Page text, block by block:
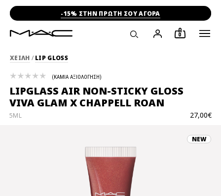
-15% ΣΤΗΝ ΠΡΩΤΗ ΣΟΥ ΑΓΟΡΑ
0
ΧΕΙΛΗ / LIP GLOSS
LIPGLASS AIR NON-STICKY GLOSS
VIVA GLAM X CHAPPELL ROAN
27,00€
5ML
ΚΑΜΙΑ ΑΞΙΟΛΟΓΗΣΗ
NEW